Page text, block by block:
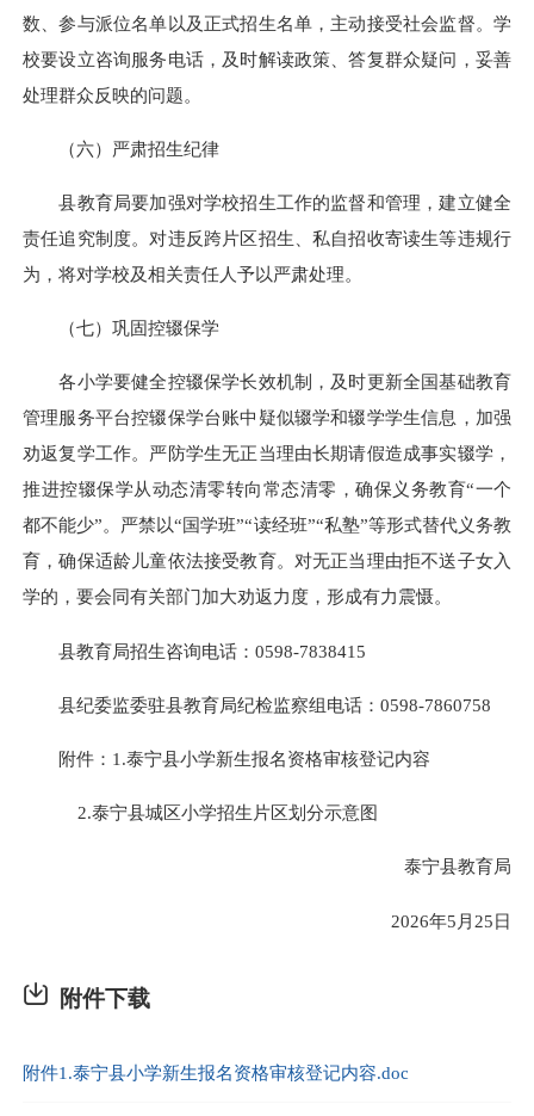
数、参与派位名单以及正式招生名单，主动接受社会监督。学
校要设立咨询服务电话，及时解读政策、答复群众疑问，妥善
处理群众反映的问题。
（六）严肃招生纪律
县教育局要加强对学校招生工作的监督和管理，建立健全
责任追究制度。对违反跨片区招生、私自招收寄读生等违规行
为，将对学校及相关责任人予以严肃处理。
（七）巩固控辍保学
各小学要健全控辍保学长效机制，及时更新全国基础教育
管理服务平台控辍保学台账中疑似辍学和辍学学生信息，加强
劝返复学工作。严防学生无正当理由长期请假造成事实辍学，
推进控辍保学从动态清零转向常态清零，确保义务教育“一个
都不能少”。严禁以“国学班”“读经班”“私塾”等形式替代义务教
育，确保适龄儿童依法接受教育。对无正当理由拒不送子女入
学的，要会同有关部门加大劝返力度，形成有力震慑。
县教育局招生咨询电话：0598-7838415
县纪委监委驻县教育局纪检监察组电话：0598-7860758
附件：1.泰宁县小学新生报名资格审核登记内容
2.泰宁县城区小学招生片区划分示意图
泰宁县教育局
2026年5月25日
附件下载
附件1.泰宁县小学新生报名资格审核登记内容.doc